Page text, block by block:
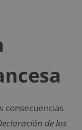
consecuencias
de los